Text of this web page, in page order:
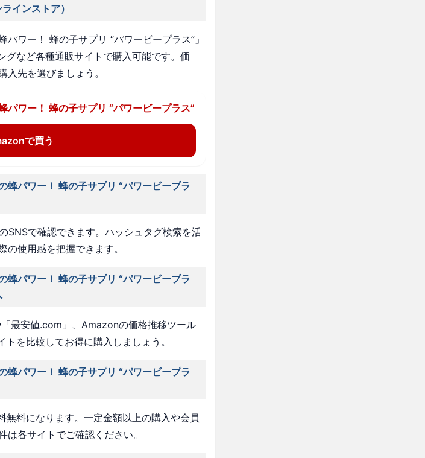
インストア）
ワー！ 蜂の子サプリ “パワービープラス”」
など各種通販サイトで購入可能です。価
先を選びましょう。
ワー！ 蜂の子サプリ “パワービープラス”
で買う
パワー！ 蜂の子サプリ “パワービープラ
SNSで確認できます。ハッシュタグ検索を活
使用感を把握できます。
パワー！ 蜂の子サプリ “パワービープラ
最安値.com」、Amazonの価格推移ツール
トを比較してお得に購入しましょう。
パワー！ 蜂の子サプリ “パワービープラ
料になります。一定金額以上の購入や会員
各サイトでご確認ください。